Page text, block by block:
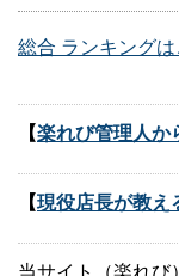
総合 ランキングは
【楽れび管理人
【現役店長が教え
当サイト（楽れび